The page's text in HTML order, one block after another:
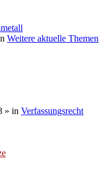
Weitere aktuelle Themen
» in Verfassungsrecht